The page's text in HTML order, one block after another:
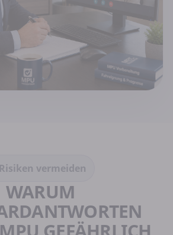
Risiken vermeiden
WARUM